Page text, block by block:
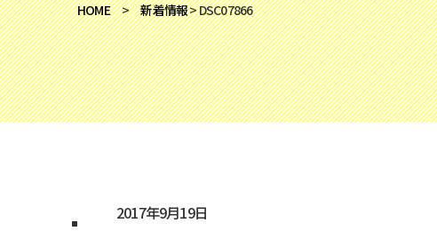
HOME>新着情報> DSC07866
2017年9月19日